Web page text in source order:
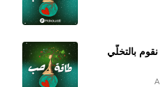
بالتخلّي